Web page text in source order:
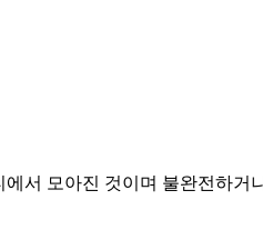
서 모아진 것이며 불완전하거